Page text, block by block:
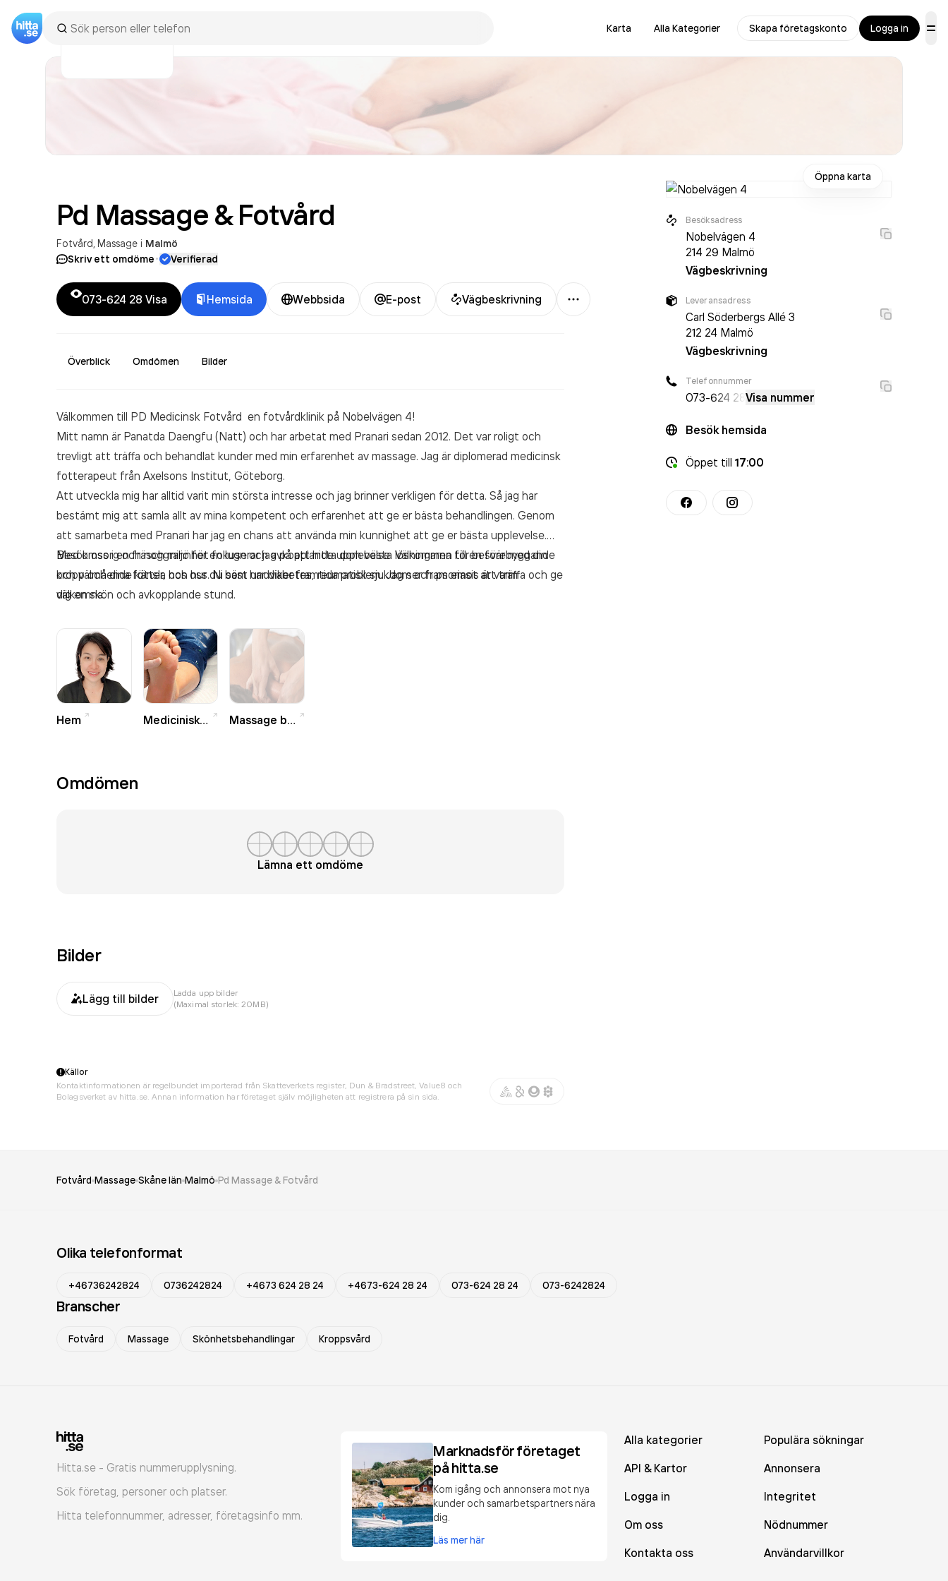
Karta Alla Kategorier Skapa företagskonto Logga in
Pd Massage & Fotvård
Fotvård Massage i Malmö
Skriv ett omdöme· Verifierad
073-624 28 Visa Hemsida Webbsida E-post Vägbeskrivning
Mer
Överblick Omdömen Bilder
Välkommen till PD Medicinsk Fotvård en fotvårdklinik på Nobelvägen 4!
Mitt namn är Panatda Daengfu (Natt) och har arbetat med Pranari sedan 2012. Det var roligt och
trevligt att träffa och behandlat kunder med min erfarenhet av massage. Jag är diplomerad medicinsk
fotterapeut från Axelsons Institut, Göteborg.
Att utveckla mig har alltid varit min största intresse och jag brinner verkligen för detta. Så jag har
bestämt mig att samla allt av mina kompetent och erfarenhet att ge er bästa behandlingen. Genom
att samarbeta med Pranari har jag en chans att använda min kunnighet att ge er bästa upplevelse.
Med omsorg och noggrannhet fokuserar jag på att hitta dom bästa lösningarna för besvär med din
kropp och dina fötter, och hur du bäst undviker framtida problem. Jag ser fram emot att träffa och ge
dig en skön och avkopplande stund.
Besök oss i en fräsch miljö för en lugn och avkopplande upplevelse. Välkommen till en förebyggande
och välmående känsla hos oss. Ni som har diabetes, reumatisk sjukdom och psoriasis är varm
välkomna.
Hem Medicinisk fotvård Massage behandling
Omdömen
Lämna ett omdöme
Bilder
Lägg till bilder
Ladda upp bilder
(Maximal storlek: 20MB)
Öppna karta
Besöksadress
Nobelvägen 4
214 29 Malmö
Vägbeskrivning
Leveransadress
Carl Söderbergs Allé 3
212 24 Malmö
Vägbeskrivning
Telefonnummer
073-624 28 Visa nummer
Besök hemsida
Öppet till 17:00
Källor
Kontaktinformationen är regelbundet importerad från Skatteverkets register, Dun & Bradstreet, Value8 och
Bolagsverket av hitta.se. Annan information har företaget själv möjligheten att registrera på sin sida.
Fotvård Massage Skåne län Malmö Pd Massage & Fotvård
Olika telefonformat
+46736242824 0736242824 +4673 624 28 24 +4673-624 28 24 073-624 28 24 073-6242824
Branscher
Fotvård Massage Skönhetsbehandlingar Kroppsvård
Hitta.se - Gratis nummerupplysning.
Sök företag, personer och platser.
Hitta telefonnummer, adresser, företagsinfo mm.
Marknadsför företaget
på hitta.se
Kom igång och annonsera mot nya
kunder och samarbetspartners nära
dig.
Läs mer här
Alla kategorier
Populära sökningar
API & Kartor
Annonsera
Logga in
Integritet
Om oss
Nödnummer
Kontakta oss
Användarvillkor